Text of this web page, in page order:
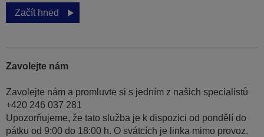
Začít hned
Zavolejte nám
Zavolejte nám a promluvte si s jedním z našich specialistů
+420 246 037 281
Upozorňujeme, že tato služba je k dispozici od pondělí do
pátku od 9:00 do 18:00 h. O svátcích je linka mimo provoz.